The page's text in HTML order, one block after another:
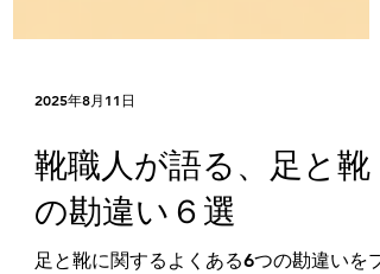
2025年8月11日